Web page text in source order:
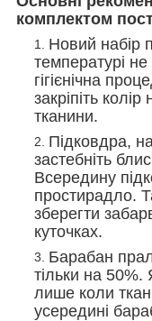
комплектом
Новий набір
температурі
гігієнічна
закріпіть
тканини.
Підковдра,
застебніть
Всередину
простирадло.
зберегти
куточках.
Барабан
тільки на
лише коли
усередині